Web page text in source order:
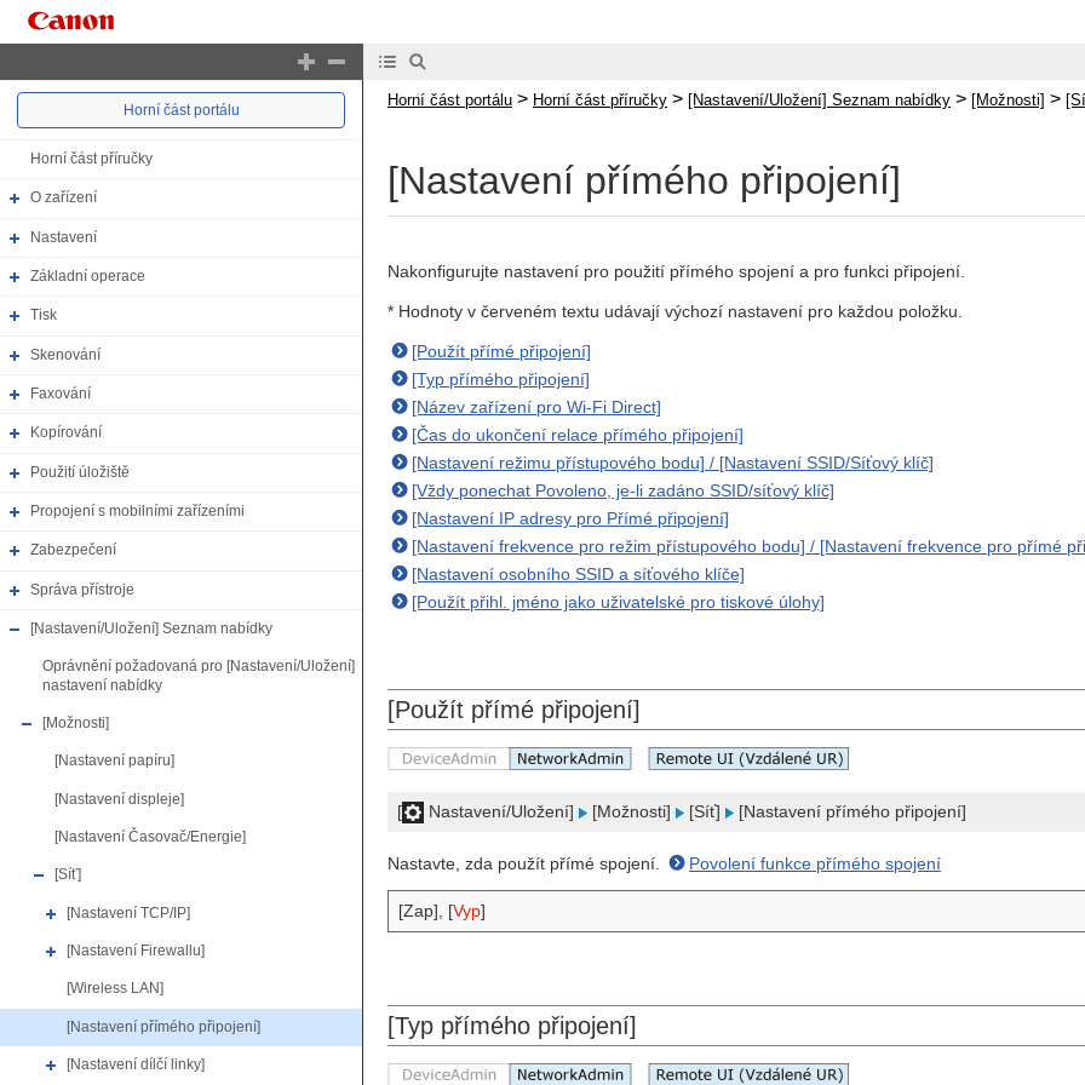
Horní část portálu
Horní část příručky
O zařízení
Nastavení
Základní operace
Tisk
Skenování
Faxování
Kopírování
Použití úložiště
Propojení s mobilními zařízeními
Zabezpečení
Správa přístroje
[Nastavení/Uložení] Seznam nabídky
Oprávnění požadovaná pro [Nastavení/Uložení]
nastavení nabídky
[Možnosti]
[Nastavení papíru]
[Nastavení displeje]
[Nastavení Časovač/Energie]
[Síť]
[Nastavení TCP/IP]
[Nastavení Firewallu]
[Wireless LAN]
[Nastavení přímého připojení]
[Nastavení dílčí linky]
Horní část portálu > Horní část příručky > [Nastavení/Uložení] Seznam nabídky > [Možnosti] >
[Nastavení přímého připojení]
Nakonfigurujte nastavení pro použití přímého spojení a pro funkci připojení.
* Hodnoty v červeném textu udávají výchozí nastavení pro každou položku.
[Použít přímé připojení]
[Typ přímého připojení]
[Název zařízení pro Wi-Fi Direct]
[Čas do ukončení relace přímého připojení]
[Nastavení režimu přístupového bodu] / [Nastavení SSID/Síťový klíč]
[Vždy ponechat Povoleno, je-li zadáno SSID/síťový klíč]
[Nastavení IP adresy pro Přímé připojení]
[Nastavení frekvence pro režim přístupového bodu] / [Nastavení frekvence pro přímé
[Nastavení osobního SSID a síťového klíče]
[Použít přihl. jméno jako uživatelské pro tiskové úlohy]
[Použít přímé připojení]
[ Nastavení/Uložení] [Možnosti] [Síť] [Nastavení přímého připojení]
Nastavte, zda použít přímé spojení. Povolení funkce přímého spojení
[Zap], [Vyp]
[Typ přímého připojení]